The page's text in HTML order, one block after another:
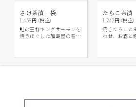
さけ茶漬 袋
1,458円 (税込)
鮭の王様キングサーモンを
焼きほぐした加島屋の看板
たらこ茶
1,242円 (税込)
焼きたらこと
わせ、お酒と